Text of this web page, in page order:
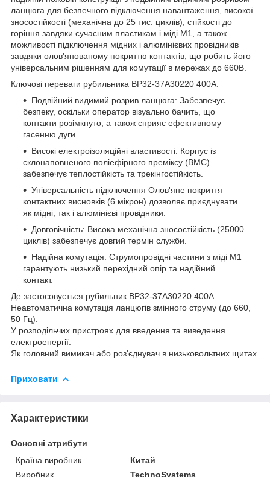
ланцюга для безпечного відключення навантаження, високої
зносостійкості (механічна до 25 тис. циклів), стійкості до
горіння завдяки сучасним пластикам і міді М1, а також
можливості підключення мідних і алюмінієвих провідників
завдяки олов'янованому покриттю контактів, що робить його
універсальним рішенням для комутації в мережах до 660В.
Ключові переваги рубильника ВР32-37А30220 400А:
Подвійний видимий розрив ланцюга: Забезпечує
безпеку, оскільки оператор візуально бачить, що
контакти розімкнуто, а також сприяє ефективному
гасенню дуги.
Високі електроізоляційні властивості: Корпус із
склонаповненого поліефірного преміксу (ВМС)
забезпечує теплостійкість та трекінгостійкість.
Універсальність підключення Олов'яне покриття
контактних висновків (6 мікрон) дозволяє приєднувати
як мідні, так і алюмінієві провідники.
Довговічність: Висока механічна зносостійкість (25000
циклів) забезпечує довгий термін служби.
Надійна комутація: Струмопровідні частини з міді М1
гарантують низький перехідний опір та надійний
контакт.
Де застосовується рубильник ВР32-37А30220 400А:
Неавтоматична комутація ланцюгів змінного струму (до 660,
50 Гц).
У розподільчих пристроях для введення та виведення
електроенергії.
Як головний вимикач або роз'єднувач в низьковольтних щитах.
Приховати
Характеристики
Основні атрибути
Країна виробник
Китай
Виробник
TechnoSystems